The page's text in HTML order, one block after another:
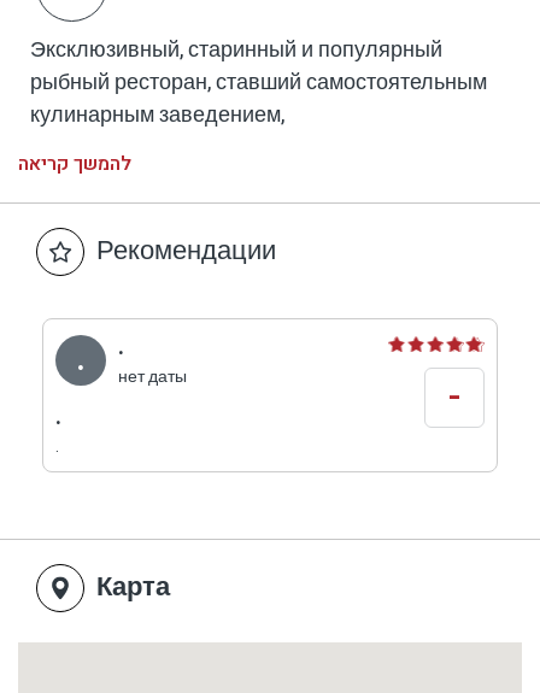
Эксклюзивный, старинный и популярный
рыбный ресторан, ставший самостоятельным
кулинарным заведением,
специализирующимся на блюдах из рыбы и
морепродуктов. Ресторан расположен в
старинном здании недалеко от маяка в Старом
Акко.
Часы работы: Воскресенье – Суббота 12:00 –
23:00 или до последних клиентов.
להמשך קריאה
Рекомендации
. .
нет даты
.
.
-
Карта